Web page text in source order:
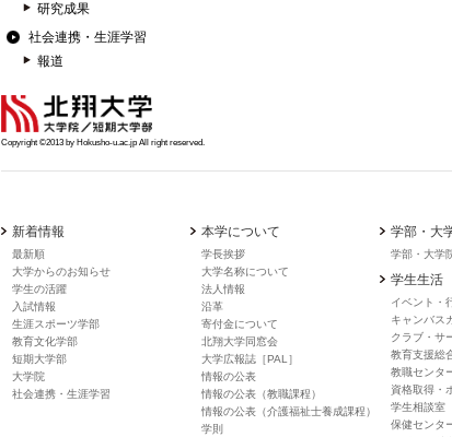
研究成果
社会連携・生涯学習
報道
Copyright ©2013 by Hokusho-u.ac.jp All right reserved.
新着情報
最新順
大学からのお知らせ
学生の活躍
入試情報
生涯スポーツ学部
教育文化学部
短期大学部
大学院
社会連携・生涯学習
本学について
学長挨拶
大学名称について
法人情報
沿革
寄付金について
北翔大学同窓会
大学広報誌［PAL］
情報の公表
情報の公表（教職課程）
情報の公表（介護福祉士養成課程）
学則
学部・大
学部・大学
学生生活
イベント・
キャンバス
クラブ・サ
教育支援総
教職センタ
資格取得・
学生相談室
保健センタ